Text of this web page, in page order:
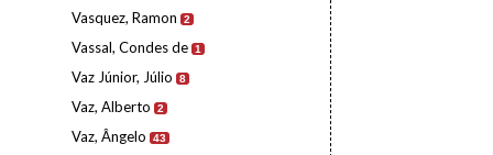
Vasquez, Ramon 2
Vassal, Condes de 1
Vaz Júnior, Júlio 8
Vaz, Alberto 2
Vaz, Ângelo 43